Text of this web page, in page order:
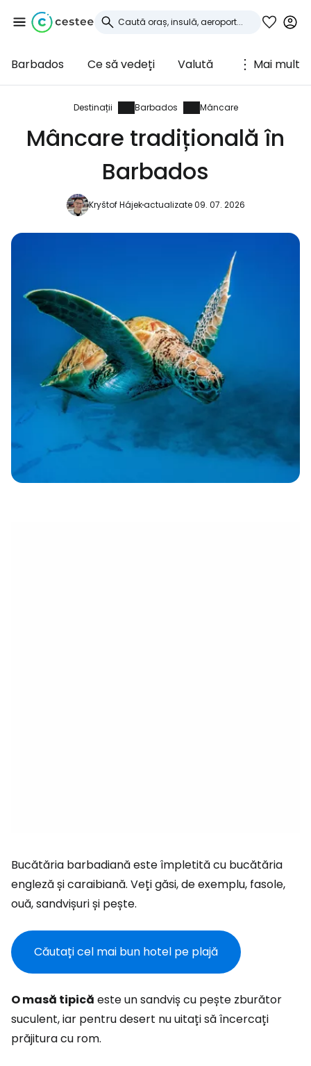
Barbados Ce să vedeți Valută Mai mult
Destinații Barbados Mâncare
Mâncare tradițională în
Barbados
Kryštof Hájekactualizate 09. 07. 2026
Bucătăria barbadiană este împletită cu bucătăria
engleză și caraibiană. Veți găsi, de exemplu, fasole,
ouă, sandvișuri și pește.
Căutați cel mai bun hotel pe plajă
O masă tipică este un sandviș cu pește zburător
suculent, iar pentru desert nu uitați să încercați
prăjitura cu rom.
Conectați-vă la
Cestee
... comunitatea mondială a călătorilor
Continuați cu e-mailul